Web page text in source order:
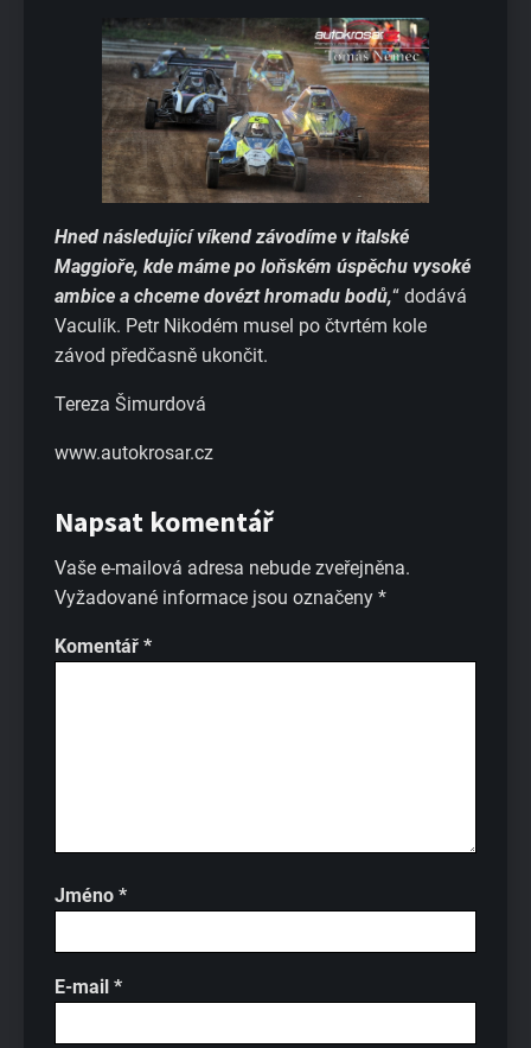
Hned následující víkend závodíme v italské
Maggioře, kde máme po loňském úspěchu vysoké
ambice a chceme dovézt hromadu bodů,“ dodává
Vaculík. Petr Nikodém musel po čtvrtém kole
závod předčasně ukončit.
Tereza Šimurdová
www.autokrosar.cz
Napsat komentář
Vaše e-mailová adresa nebude zveřejněna.
Vyžadované informace jsou označeny *
Komentář *
Jméno *
E-mail *